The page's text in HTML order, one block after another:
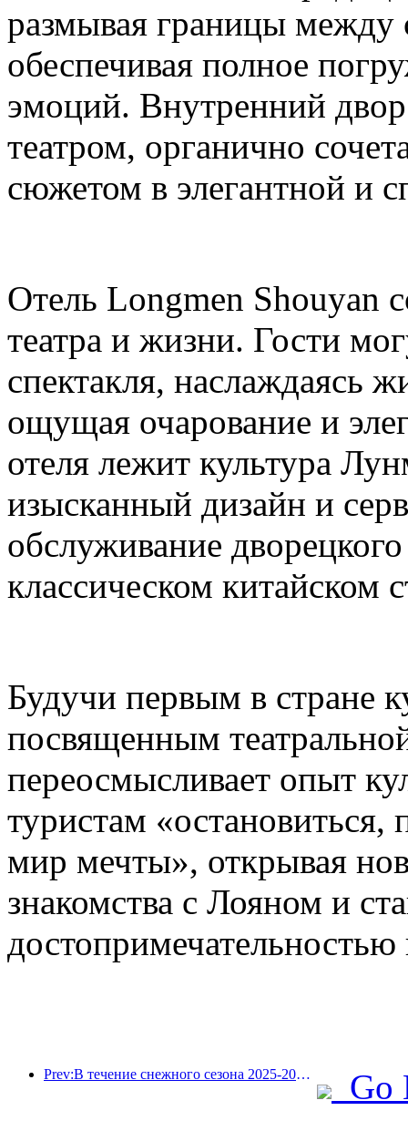
размывая границы между
обеспечивая полное
эмоций. Внутренний
театром, органично
сюжетом в элегантной и
Отель Longmen Shouyan
театра и жизни. Гости
спектакля, наслаждаясь
ощущая очарование и
отеля лежит культура
изысканный дизайн и
обслуживание
классическом китайском
Будучи первым в стране
посвященным
переосмысливает опыт
туристам «остановиться,
мир мечты», открывая
знакомства с Лояном и
достопримечательностью
Prev:В течение снежного сезона 2025-2026 годов количество туристов, прибывающих в зимние курорты провинции Цзилинь, увеличилось на 16,1% по сравнению с предыдущим годом.
Go